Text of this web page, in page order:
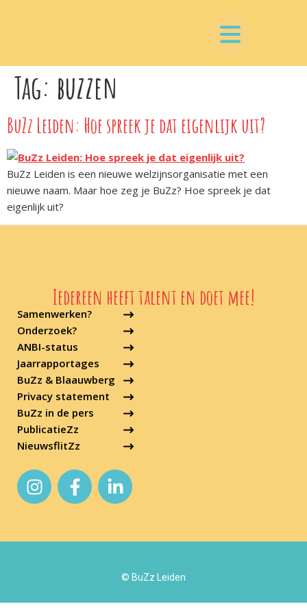
Tag: buzzen
BuZz Leiden: Hoe spreek je dat eigenlijk uit?
BuZz Leiden is een nieuwe welzijnsorganisatie met een
nieuwe naam. Maar hoe zeg je BuZz? Hoe spreek je dat
eigenlijk uit?
Samenwerken?
Onderzoek?
ANBI-status
Jaarrapportages
BuZz & Blaauwberg
Privacy statement
Iedereen heeft talent en doet mee!
BuZz in de pers
PublicatieZz
NieuwsflitZz
© BuZz Leiden